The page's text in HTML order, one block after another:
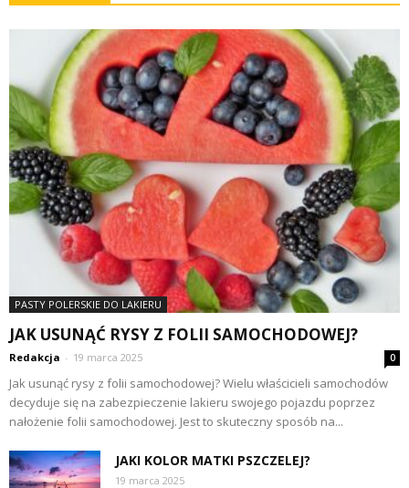
PASTY POLERSKIE DO LAKIERU
JAK USUNĄĆ RYSY Z FOLII SAMOCHODOWEJ?
Redakcja - 19 marca 2025 0
Jak usunąć rysy z folii samochodowej? Wielu właścicieli samochodów
decyduje się na zabezpieczenie lakieru swojego pojazdu poprzez
nałożenie folii samochodowej. Jest to skuteczny sposób na...
JAKI KOLOR MATKI PSZCZELEJ?
19 marca 2025